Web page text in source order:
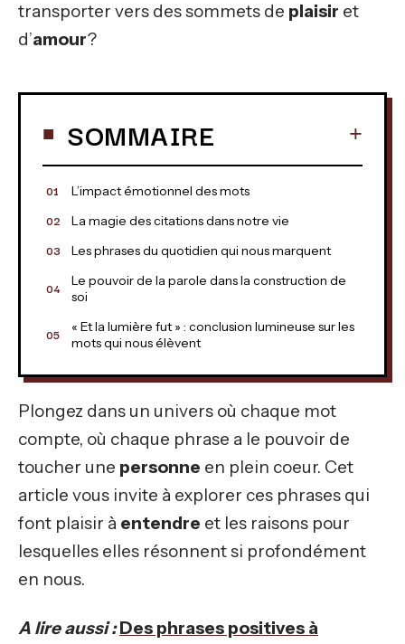
transporter vers des sommets de plaisir et
d’amour?
SOMMAIRE
L’impact émotionnel des mots
La magie des citations dans notre vie
Les phrases du quotidien qui nous marquent
Le pouvoir de la parole dans la construction de
soi
« Et la lumière fut » : conclusion lumineuse sur les
mots qui nous élèvent
Plongez dans un univers où chaque mot
compte, où chaque phrase a le pouvoir de
toucher une personne en plein coeur. Cet
article vous invite à explorer ces phrases qui
font plaisir à entendre et les raisons pour
lesquelles elles résonnent si profondément
en nous.
A lire aussi : Des phrases positives à